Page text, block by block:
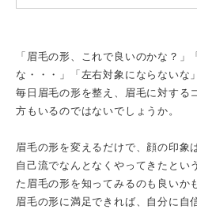
「眉毛の形、これで良いのかな？」
な・・・」「左右対象にならないな
毎日眉毛の形を整え、眉毛に対する
方もいるのではないでしょうか。
眉毛の形を変えるだけで、顔の印象
自己流でなんとなくやってきたとい
た眉毛の形を知ってみるのも良いか
眉毛の形に満足できれば、自分に自